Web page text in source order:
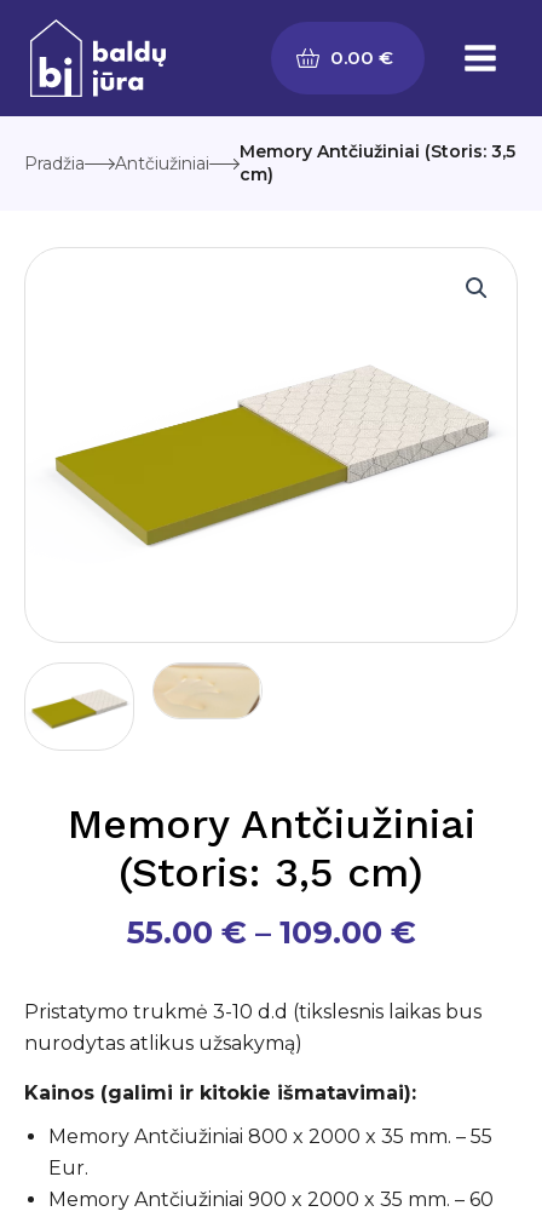
Pereiti
prie
turinio
0.00 €
Pradžia Antčiužiniai
Memory Antčiužiniai (Storis: 3,5
cm)
Memory Antčiužiniai
(Storis: 3,5 cm)
55.00 € – 109.00 €Price
55.00 €
Pristatymo trukmė 3-10 d.d (tikslesnis laikas bus
nurodytas atlikus užsakymą)
Kainos (galimi ir kitokie išmatavimai):
Memory Antčiužiniai 800 x 2000 x 35 mm. – 55
Eur.
Memory Antčiužiniai 900 x 2000 x 35 mm. – 60